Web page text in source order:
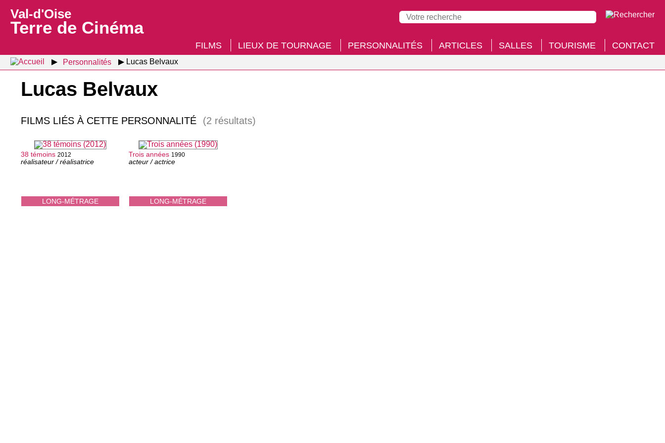
Val-d'Oise
Terre de Cinéma
FILMS LIEUX DE TOURNAGE PERSONNALITÉS ARTICLES SALLES TOURISME CONTACT
Personnalités Lucas Belvaux
Lucas Belvaux
FILMS LIÉS À CETTE PERSONNALITÉ (2 résultats)
LONG-MÉTRAGE
38 témoins 2012
réalisateur / réalisatrice
LONG-MÉTRAGE
Trois années 1990
acteur / actrice